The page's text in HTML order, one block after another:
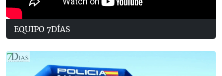
EQUIPO 7DÍAS